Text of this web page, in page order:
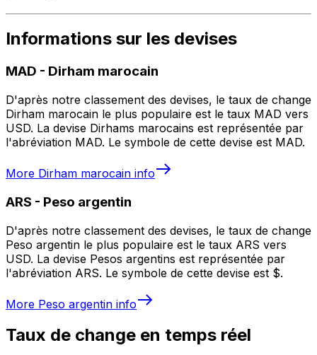
Informations sur les devises
MAD - Dirham marocain
D'après notre classement des devises, le taux de change
Dirham marocain le plus populaire est le taux MAD vers
USD. La devise Dirhams marocains est représentée par
l'abréviation MAD. Le symbole de cette devise est MAD.
More Dirham marocain info
ARS - Peso argentin
D'après notre classement des devises, le taux de change
Peso argentin le plus populaire est le taux ARS vers
USD. La devise Pesos argentins est représentée par
l'abréviation ARS. Le symbole de cette devise est $.
More Peso argentin info
Taux de change en temps réel